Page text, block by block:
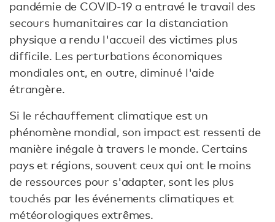
pandémie de COVID-19 a entravé le travail des
secours humanitaires car la distanciation
physique a rendu l'accueil des victimes plus
difficile. Les perturbations économiques
mondiales ont, en outre, diminué l'aide
étrangère.
Si le réchauffement climatique est un
phénomène mondial, son impact est ressenti de
manière inégale à travers le monde. Certains
pays et régions, souvent ceux qui ont le moins
de ressources pour s'adapter, sont les plus
touchés par les événements climatiques et
météorologiques extrêmes.